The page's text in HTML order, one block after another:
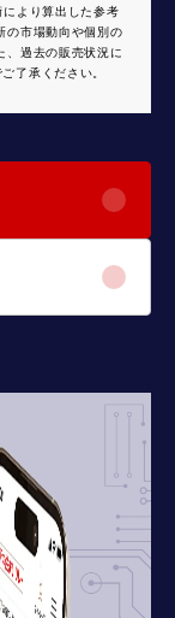
より算出した参考
の市場動向や個別の
、過去の販売状況に
了承ください。